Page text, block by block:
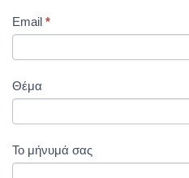
Email *
Θέμα
Το μήνυμά σας